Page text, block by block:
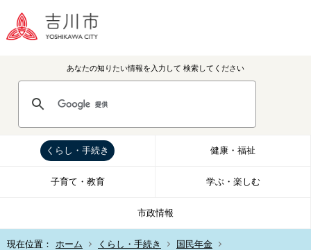
あなたの知りたい情報を入力して 検索してください
くらし・手続き 健康・福祉
子育て・教育 学ぶ・楽しむ
市政情報
現在位置： ホーム くらし・手続き
国民年金